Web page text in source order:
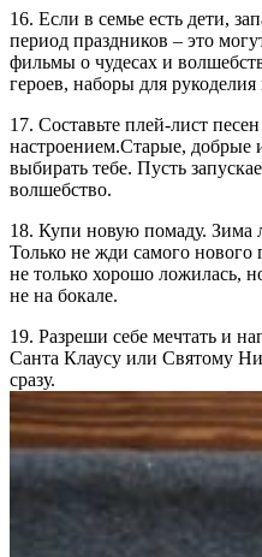
16. Если в семье есть дети,
период праздников – это
фильмы о чудесах и
героев, наборы для
17. Составьте плей-лист
настроением.Старые, добрые
выбирать тебе. Пусть
волшебство.
18. Купи новую помаду. Зима
Только не жди самого нового
не только хорошо ложилась,
не на бокале.
19. Разреши себе мечтать и
Санта Клаусу или Святому
сразу.